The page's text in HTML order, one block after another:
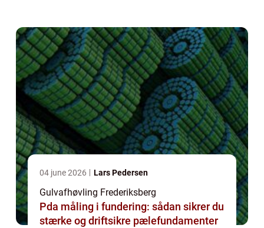
04 june 2026 Lars Pedersen
Gulvafhøvling Frederiksberg
Pda måling i fundering: sådan sikrer du
stærke og driftsikre pælefundamenter